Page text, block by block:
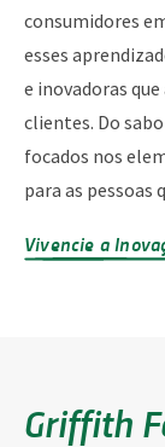
consumidores
esses
e inovadoras
clientes. Do
focados nos
para as pessoas
Vivencie a
Griffith